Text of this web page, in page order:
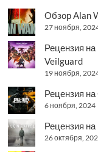
Обзор Alan
27 ноября,
Рецензия
Veilguard
19 ноября,
Рецензия
6 ноября, 2024
Рецензия
26 октября,